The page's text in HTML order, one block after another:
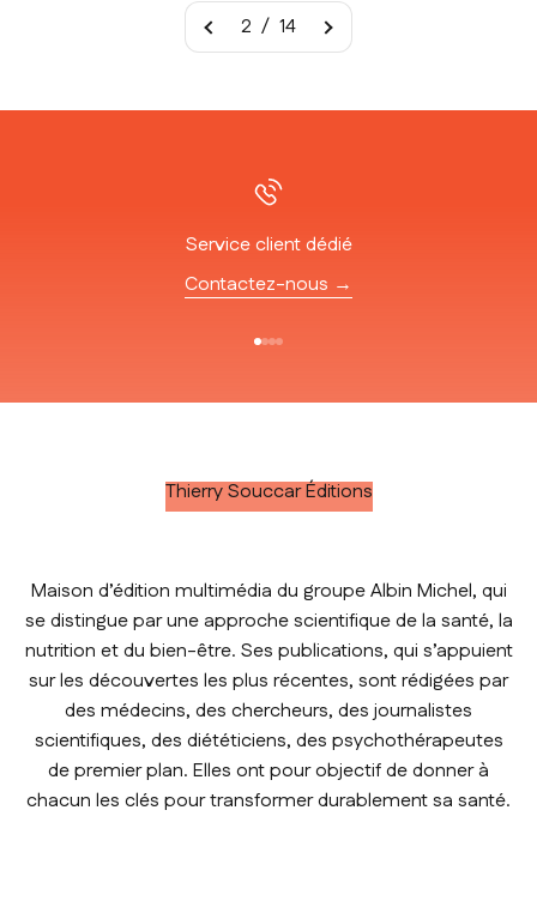
2 / 14
Service client dédié
Contactez-nous →
Thierry Souccar Éditions
Maison d’édition multimédia du groupe Albin Michel, qui
se distingue par une approche scientifique de la santé, la
nutrition et du bien-être. Ses publications, qui s’appuient
sur les découvertes les plus récentes, sont rédigées par
des médecins, des chercheurs, des journalistes
scientifiques, des diététiciens, des psychothérapeutes
de premier plan. Elles ont pour objectif de donner à
chacun les clés pour transformer durablement sa santé.